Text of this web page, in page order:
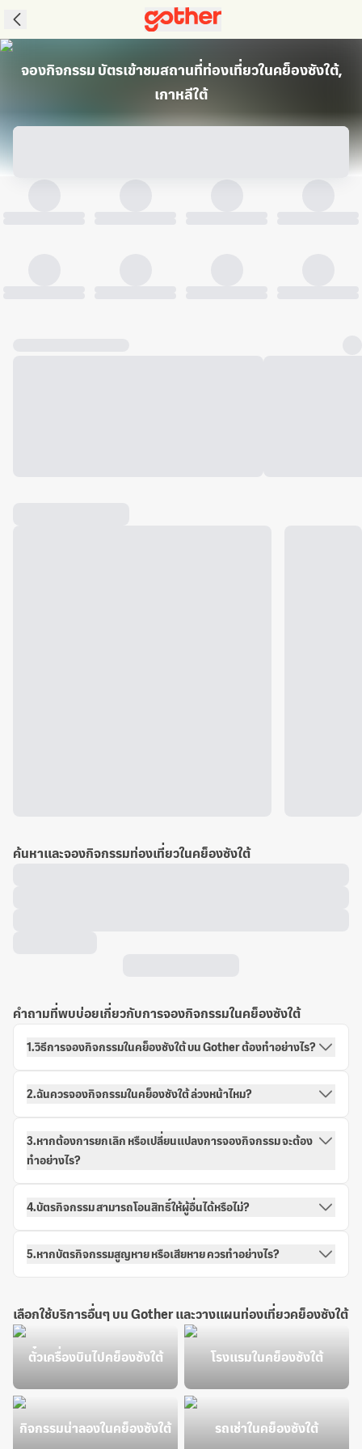
จองกิจกรรม บัตรเข้าชมสถานที่ท่องเที่ยวในคย็องซังใต้,
เกาหลีใต้
ค้นหาและจองกิจกรรมท่องเที่ยวในคย็องซังใต้
คำถามที่พบบ่อยเกี่ยวกับการจองกิจกรรมในคย็องซังใต้
1.วิธีการจองกิจกรรมในคย็องซังใต้ บน Gother ต้องทำอย่างไร?
2.ฉันควรจองกิจกรรมในคย็องซังใต้ ล่วงหน้าไหม?
3.หากต้องการยกเลิก หรือเปลี่ยนแปลงการจองกิจกรรม จะต้อง
ทำอย่างไร?
4.บัตรกิจกรรม สามารถโอนสิทธิ์ให้ผู้อื่นได้หรือไม่?
5.หากบัตรกิจกรรมสูญหาย หรือเสียหาย ควรทำอย่างไร?
เลือกใช้บริการอื่นๆ บน Gother และวางแผนท่องเที่ยวคย็องซังใต้
ตั๋วเครื่องบินไปคย็องซังใต้ โรงแรมในคย็องซังใต้
กิจกรรมน่าลองในคย็องซังใต้ รถเช่าในคย็องซังใต้